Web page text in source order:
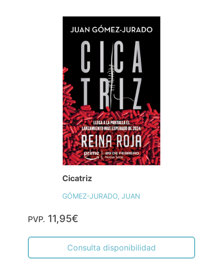
Cicatriz
GÓMEZ-JURADO, JUAN
PVP. 11,95€
Consulta disponibilidad